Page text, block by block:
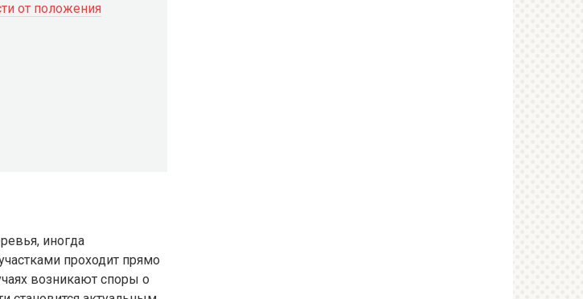
от положения
иногда
проходит прямо
возникают споры о